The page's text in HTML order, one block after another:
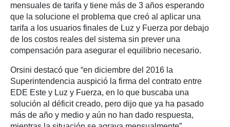
mensuales de tarifa y tiene más de 3 años esperando
que la solucione el problema que creó al aplicar una
tarifa a los usuarios finales de Luz y Fuerza por debajo
de los costos reales del sistema sin prever una
compensación para asegurar el equilibrio necesario.
Orsini destacó que “en diciembre del 2016 la
Superintendencia auspició la firma del contrato entre
EDE Este y Luz y Fuerza, en lo que buscaba una
solución al déficit creado, pero dijo que ya ha pasado
más de año y medio y aún no han dado respuesta,